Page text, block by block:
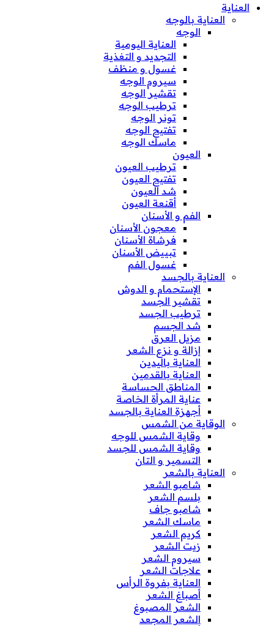
العناية
العناية بالوجه
الوجه
العناية اليومية
التجديد و التغذية
غسول و منظف
سيروم الوجه
تقشير الوجه
ترطيب الوجه
تونر الوجه
تفتيح الوجه
ماسك الوجه
العيون
ترطيب العيون
تفتيح العيون
شد العيون
أقنعة العيون
الفم و الأسنان
معجون الأسنان
فرشاة الأسنان
تبييض الأسنان
غسول الفم
العناية بالجسد
الإستحمام و الدوش
تقشير الجسد
ترطيب الجسد
شد الجسم
مزيل العرق
إزالة و نزع الشعر
العناية باليدين
العناية بالقدمين
المناطق الحساسة
عناية المرأة الخاصة
أجهزة العناية بالجسد
الوقاية من الشمس
وقاية الشمس للوجه
وقاية الشمس للجسد
التسمير و التان
العناية بالشعر
شامبو الشعر
بلسم الشعر
شامبو جاف
ماسك الشعر
كريم الشعر
زيت الشعر
سيروم الشعر
علاجات الشعر
العناية بفروة الرأس
أصباغ الشعر
الشعر المصبوغ
الشعر المجعد